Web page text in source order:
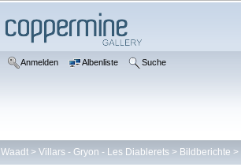
Anmelden Albenliste Suche
Waadt > Villars - Gryon - Les Diablerets > Bildberichte >